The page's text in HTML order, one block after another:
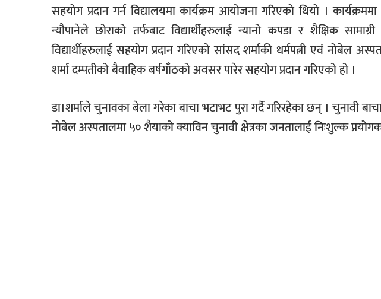
सहयोग प्रदान गर्न विद्यालयमा कार्यक्रम आयोजना गरिएको थियो ।
न्यौपानेले छोराको तर्फबाट विद्यार्थीहरुलाई न्यानो कपडा र शैक्षिक
विद्यार्थीहरुलाई सहयोग प्रदान गरिएको सांसद शर्माकी धर्मपत्नी एवं नोबेल
शर्मा दम्पतीको बैवाहिक बर्षगाँठको अवसर पारेर सहयोग प्रदान गरिएको हो ।
डा।शर्माले चुनावका बेला गरेका बाचा भटाभट पुरा गर्दै गरिरहेका छन् । चुनावी
नोबेल अस्पतालमा ५० शैयाको क्याविन चुनावी क्षेत्रका जनतालाई निःशुल्क